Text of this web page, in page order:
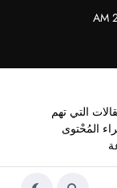
التي تهم
المُحْتوى